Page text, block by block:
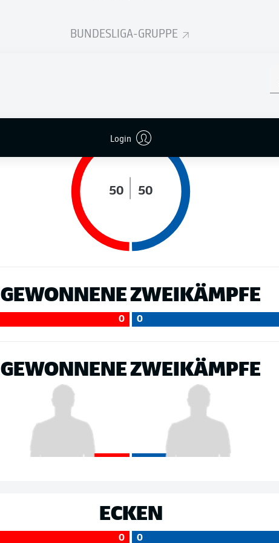
BUNDESLIGA-GRUPPE
Login
BALLBESITZ (%)
50 50
GEWONNENE ZWEIKÄMPFE
0 0
GEWONNENE ZWEIKÄMPFE
ECKEN
0 0